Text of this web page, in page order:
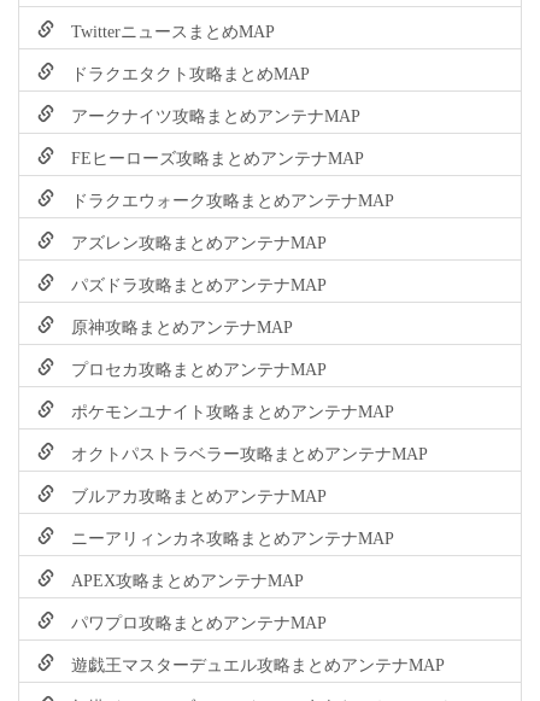
TwitterニュースまとめMAP
ドラクエタクト攻略まとめMAP
アークナイツ攻略まとめアンテナMAP
FEヒーローズ攻略まとめアンテナMAP
ドラクエウォーク攻略まとめアンテナMAP
アズレン攻略まとめアンテナMAP
パズドラ攻略まとめアンテナMAP
原神攻略まとめアンテナMAP
プロセカ攻略まとめアンテナMAP
ポケモンユナイト攻略まとめアンテナMAP
オクトパストラベラー攻略まとめアンテナMAP
ブルアカ攻略まとめアンテナMAP
ニーアリィンカネ攻略まとめアンテナMAP
APEX攻略まとめアンテナMAP
パワプロ攻略まとめアンテナMAP
遊戯王マスターデュエル攻略まとめアンテナMAP